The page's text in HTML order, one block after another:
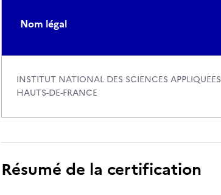
Nom légal
INSTITUT NATIONAL DES SCIENCES APPLIQUEES
HAUTS-DE-FRANCE
Résumé de la certification